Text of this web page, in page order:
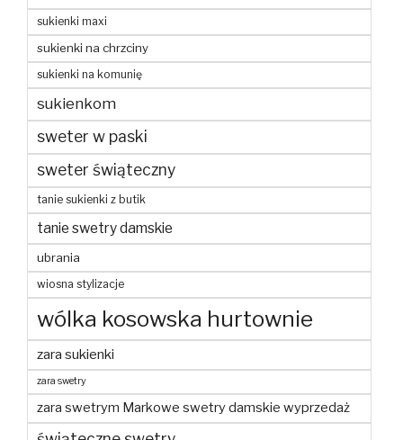
sukienki maxi
sukienki na chrzciny
sukienki na komunię
sukienkom
sweter w paski
sweter świąteczny
tanie sukienki z butik
tanie swetry damskie
ubrania
wiosna stylizacje
wólka kosowska hurtownie
zara sukienki
zara swetry
zara swetrym Markowe swetry damskie wyprzedaż